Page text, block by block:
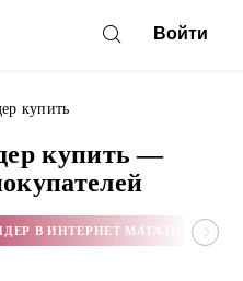
Войти
купить
купить —